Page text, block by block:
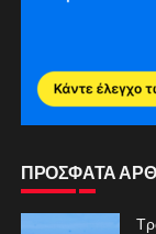
ΠΡΟΣΦΑΤΑ